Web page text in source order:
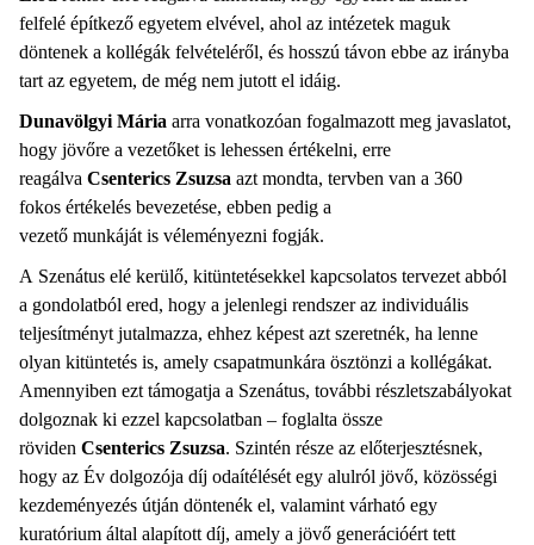
felfelé építkező egyetem elvével, ahol az intézetek maguk
döntenek a kollégák felvételéről, és hosszú távon ebbe az irányba
tart az egyetem, de még nem jutott el idáig.
Dunavölgyi Mária arra vonatkozóan fogalmazott meg javaslatot,
hogy jövőre a vezetőket is lehessen értékelni, erre
reagálva Csenterics Zsuzsa azt mondta, tervben van a 360
fokos értékelés bevezetése, ebben pedig a
vezető munkáját is véleményezni fogják.
A Szenátus elé kerülő, kitüntetésekkel kapcsolatos tervezet abból
a gondolatból ered, hogy a jelenlegi rendszer az individuális
teljesítményt jutalmazza, ehhez képest azt szeretnék, ha lenne
olyan kitüntetés is, amely csapatmunkára ösztönzi a kollégákat.
Amennyiben ezt támogatja a Szenátus, további részletszabályokat
dolgoznak ki ezzel kapcsolatban – foglalta össze
röviden Csenterics Zsuzsa. Szintén része az előterjesztésnek,
hogy az Év dolgozója díj odaítélését egy alulról jövő, közösségi
kezdeményezés útján döntenék el, valamint várható egy
kuratórium által alapított díj, amely a jövő generációért tett